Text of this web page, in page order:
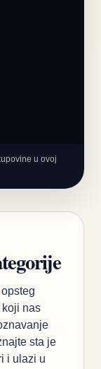
u ovoj
koji nas
sta je
i ulazi u